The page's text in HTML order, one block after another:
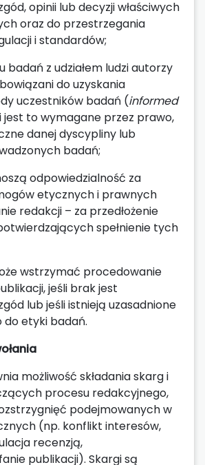
opinii lub decyzji właściwych
oraz do przestrzegania
i standardów;
badań z udziałem ludzi autorzy
do uzyskania
uczestników badań (informed
jest to wymagane przez prawo,
danej dyscypliny lub
badań;
odpowiedzialność za
etycznych i prawnych
redakcji – za przedłożenie
spełnienie tych
wstrzymać procedowanie
jeśli brak jest
lub jeśli istnieją uzasadnione
etyki badań.
możliwość składania skarg i
procesu redakcyjnego,
podejmowanych w
(np. konflikt interesów,
recenzją,
publikacji). Skargi są